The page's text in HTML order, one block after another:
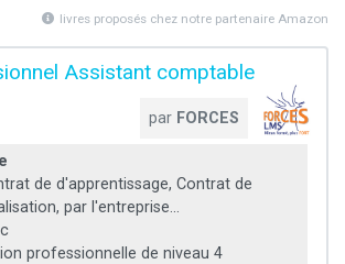
livres proposés chez notre partenaire Amazon
Assistant comptable
par FORCES
de d'apprentissage, Contrat de
par l'entreprise...
professionnelle de niveau 4